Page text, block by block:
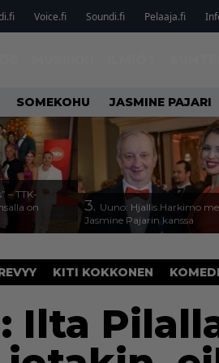
Voice.fi Soundi.fi Pelaaja.fi
SOMEKOHU JASMINE PAJARI
– TTK-
on
3. Uuno: Hjallis Harkimo
Jasmine Pajarin kanssa
KITI KOKKONEN
Ilta